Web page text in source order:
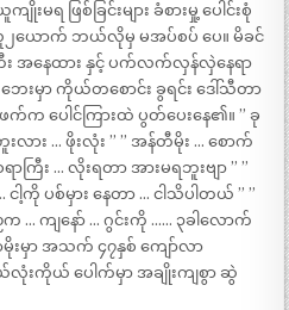
းမရ ဖြစ်ခြင်းများ ခံစားမှု့ ပေါင်းစုံ
၂ယောက် ဘယ်လိုမှ မအပ်စပ် ပေ။ မိခင်
း အနေထား နှင့် ပက်လက်လှန်လှဲနေရာ
ေးမှာ ကိုယ်တစောင်း ခွရင်း ဒေါ်သီတာ
ပေါင်ကြားထဲ ပွတ်ပေးနေ၏။ ” ခု
လား … ဖိုးလုံး ” ” အန်တီမိုး … စောက်
ကြီး … လိုးရတာ အားမရဘူးဗျာ ” ”
ပစ်မှား နေတာ … ငါသိပါတယ် ” ”
ကျနော် … ဂွင်းကို …… ၃ခါလောက်
းမှာ အသက် ၄၇နှစ် ကျော်လာ
းကိုယ် ပေါက်မှာ အချိုးကျစွာ ဆွဲ